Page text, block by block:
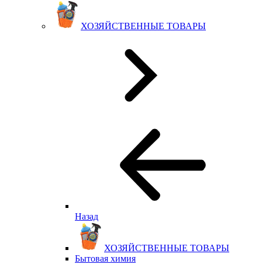
ХОЗЯЙСТВЕННЫЕ ТОВАРЫ
Назад
ХОЗЯЙСТВЕННЫЕ ТОВАРЫ
Бытовая химия